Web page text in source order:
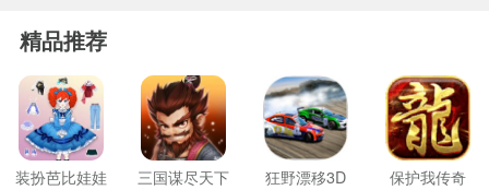
精品推荐
装扮芭比娃娃 三国谋尽天下 狂野漂移3D 保护我传奇